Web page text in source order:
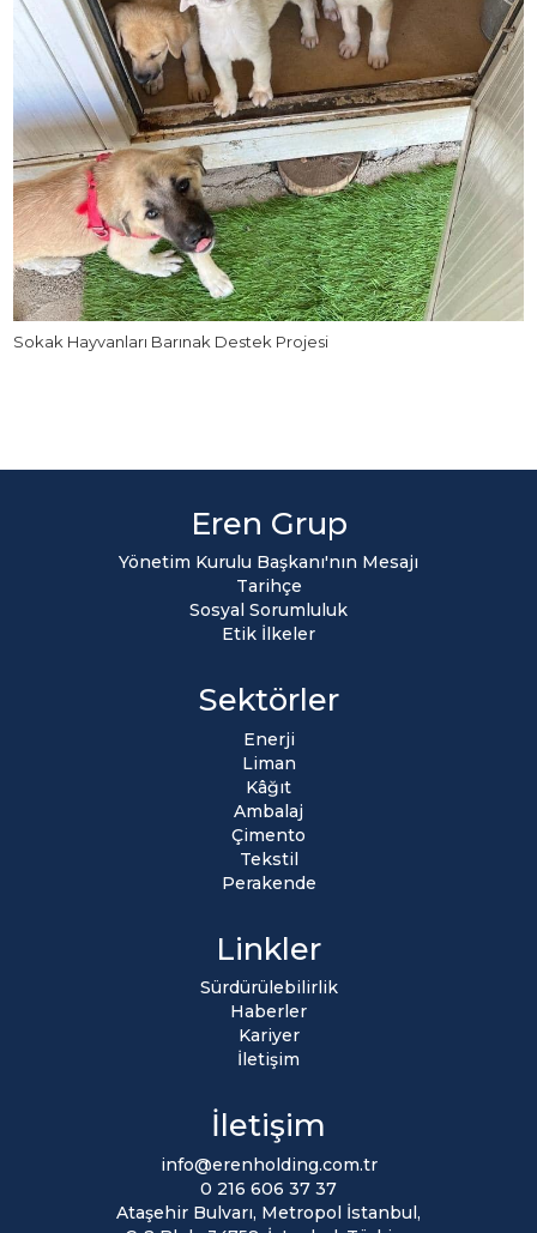
Sokak Hayvanları Barınak Destek Projesi
Eren Grup
Yönetim Kurulu Başkanı'nın Mesajı
Tarihçe
Sosyal Sorumluluk
Etik İlkeler
Sektörler
Enerji
Liman
Kâğıt
Ambalaj
Çimento
Tekstil
Perakende
Linkler
Sürdürülebilirlik
Haberler
Kariyer
İletişim
İletişim
info@erenholding.com.tr
0 216 606 37 37
Ataşehir Bulvarı, Metropol İstanbul,